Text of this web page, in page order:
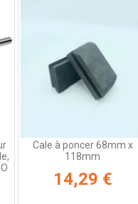
Cale à poncer 68mm x
118mm
14,29 €